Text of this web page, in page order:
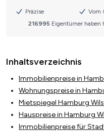
Inhaltsverzeichnis
Immobilienpreise in
Wohnungspreise in
Mietspiegel Hamburg
Hauspreise in Hamburg
Immobilienpreise für